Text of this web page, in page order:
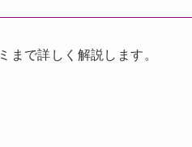
まで詳しく解説します。